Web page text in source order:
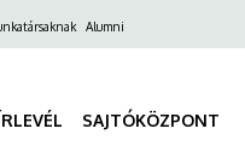
Alumni
SAJTÓKÖZPONT